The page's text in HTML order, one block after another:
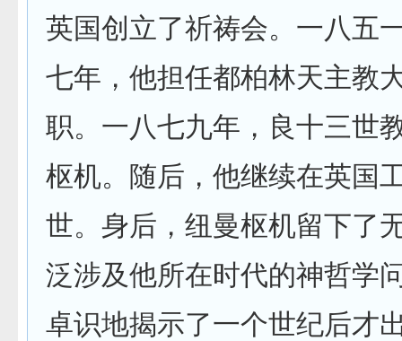
英国创立了祈祷会。一八五
七年，他担任都柏林天主教
职。一八七九年，良十三世
枢机。随后，他继续在英国
世。身后，纽曼枢机留下了
泛涉及他所在时代的神哲学
卓识地揭示了一个世纪后才